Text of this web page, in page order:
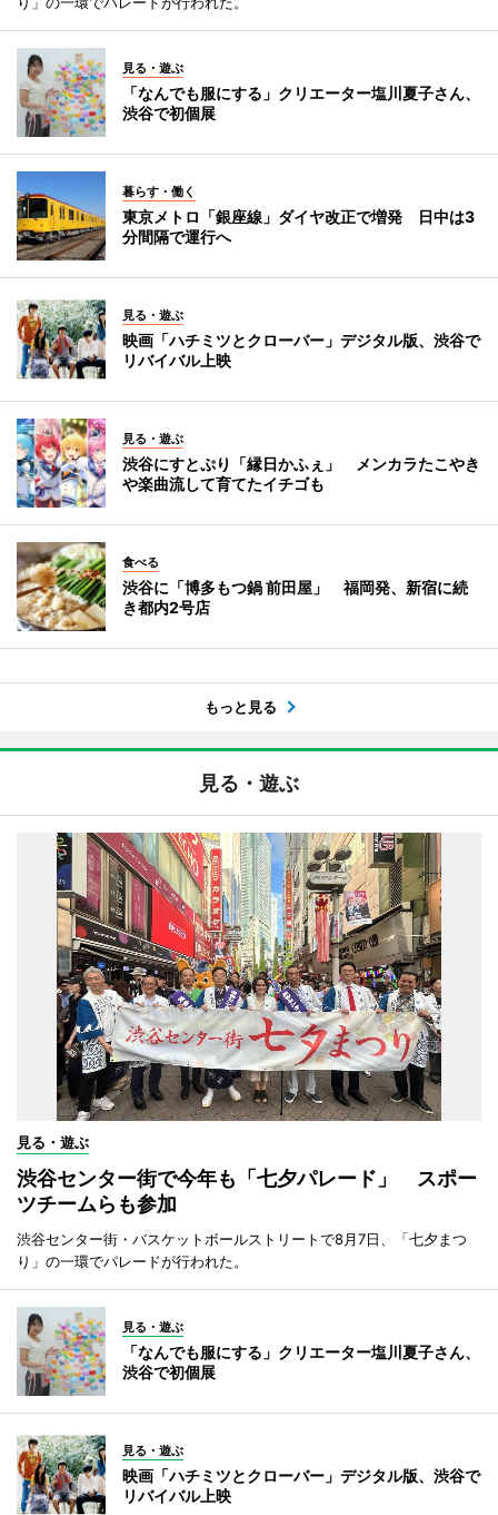
見る・遊ぶ
「なんでも服にする」クリエーター塩川夏子さん、
渋谷で初個展
暮らす・働く
東京メトロ「銀座線」ダイヤ改正で増発 日中は3
分間隔で運行へ
見る・遊ぶ
映画「ハチミツとクローバー」デジタル版、渋谷で
リバイバル上映
見る・遊ぶ
渋谷にすとぷり「縁日かふぇ」 メンカラたこやき
や楽曲流して育てたイチゴも
食べる
渋谷に「博多もつ鍋 前田屋」 福岡発、新宿に続
き都内2号店
もっと見る
見る・遊ぶ
見る・遊ぶ
渋谷センター街で今年も「七夕パレード」 スポー
ツチームらも参加
渋谷センター街・バスケットボールストリートで8月7日、「七夕まつ
り」の一環でパレードが行われた。
見る・遊ぶ
「なんでも服にする」クリエーター塩川夏子さん、
渋谷で初個展
見る・遊ぶ
映画「ハチミツとクローバー」デジタル版、渋谷で
リバイバル上映